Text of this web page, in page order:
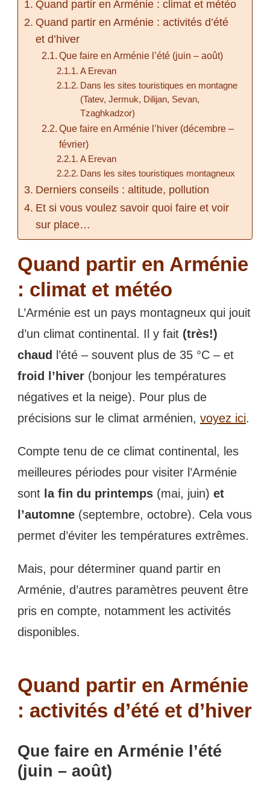
Quand partir en Arménie : climat et météo
Quand partir en Arménie : activités d’été
et d’hiver
Que faire en Arménie l’été (juin – août)
A Erevan
Dans les sites touristiques en montagne
(Tatev, Jermuk, Dilijan, Sevan,
Tzaghkadzor)
Que faire en Arménie l’hiver (décembre –
février)
A Erevan
Dans les sites touristiques montagneux
Derniers conseils : altitude, pollution
Et si vous voulez savoir quoi faire et voir
sur place…
Quand partir en Arménie
: climat et météo
L’Arménie est un pays montagneux qui jouit
d’un climat continental. Il y fait (très!)
chaud
l’été – souvent plus de 35 °C – et
froid l’hiver (bonjour les températures
négatives et la neige). Pour plus de
précisions sur le climat arménien, voyez ici.
Compte tenu de ce climat continental, les
meilleures périodes pour visiter l’Arménie
sont la fin du printemps (mai, juin) et
l’automne (septembre, octobre). Cela vous
permet d’éviter les températures extrêmes.
Mais, pour déterminer quand partir en
Arménie, d’autres paramètres peuvent être
pris en compte, notamment les activités
disponibles.
Quand partir en Arménie
: activités d’été et d’hiver
Que faire en Arménie l’été
(juin – août)